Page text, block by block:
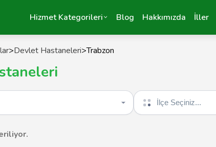
Hizmet Kategorileri Blog Hakkımızda İller
>Devlet Hastaneleri>Trabzon
İlçe seçin